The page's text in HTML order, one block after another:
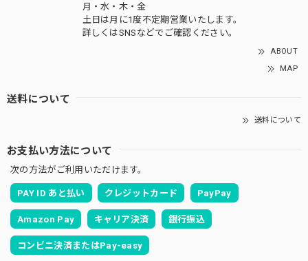
月・水・木・金
土日は月に1度不定期営業いたします。
詳しくはSNSなどでご確認ください。
ABOUT
MAP
送料について
送料について
お支払い方法について
次の方法がご利用いただけます。
PAY ID あと払い クレジットカード PayPay
Amazon Pay キャリア決済 銀行振込
コンビニ決済またはPay-easy